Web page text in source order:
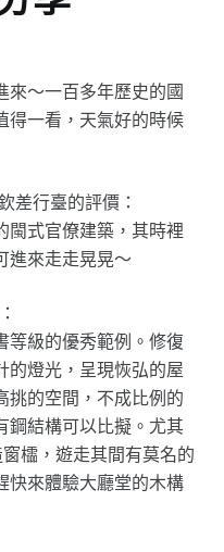
來～一百多年歷史的國
得一看，天氣好的時候
行臺的評價：
閩式官僚建築，其時裡
進來走走晃晃～
等級的優秀範例。修復
的燈光，呈現恢弘的屋
挑的空間，不成比例的
鋼結構可以比擬。尤其
櫺，遊走其間有莫名的
快來體驗大廳堂的木構